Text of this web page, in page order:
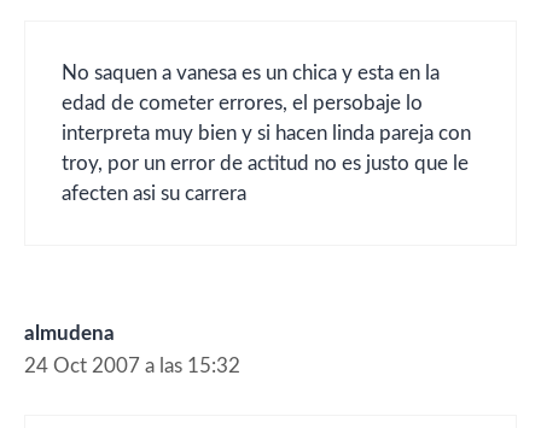
No saquen a vanesa es un chica y esta en la
edad de cometer errores, el persobaje lo
interpreta muy bien y si hacen linda pareja con
troy, por un error de actitud no es justo que le
afecten asi su carrera
almudena
24 Oct 2007 a las 15:32